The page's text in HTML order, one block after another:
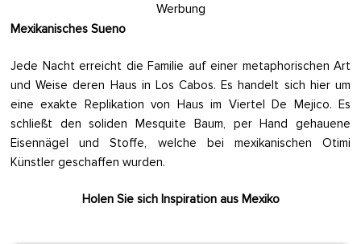
Werbung
Mexikanisches Sueno
Jede Nacht erreicht die Familie auf einer metaphorischen Art
und Weise deren Haus in Los Cabos. Es handelt sich hier um
eine exakte Replikation von Haus im Viertel De Mejico. Es
schließt den soliden Mesquite Baum, per Hand gehauene
Eisennägel und Stoffe, welche bei mexikanischen Otimi
Künstler geschaffen wurden.
Holen Sie sich Inspiration aus Mexiko